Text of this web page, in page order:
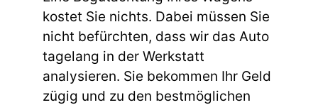
kostet Sie nichts. Dabei müssen Sie
nicht befürchten, dass wir das Auto
tagelang in der Werkstatt
analysieren. Sie bekommen Ihr Geld
zügig und zu den bestmöglichen